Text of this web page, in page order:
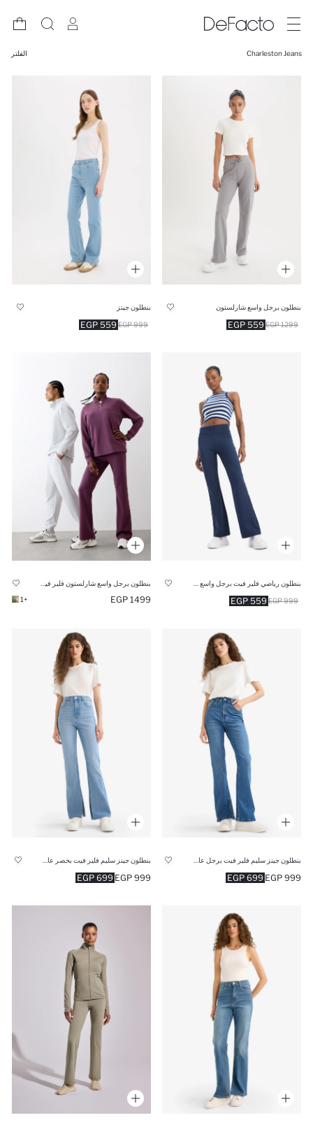
Charleston Jeans الفلتر
بنطلون برجل واسع شارلستون
559 EGP 1299 EGP
بنطلون جينز
559 EGP 999 EGP
559 EGP 999 EGP
1499 EGP
+1
699 EGP 999 EGP
699 EGP 999 EGP